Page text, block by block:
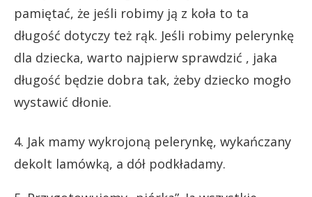
pamiętać, że jeśli robimy ją z koła to ta
długość dotyczy też rąk. Jeśli robimy pelerynkę
dla dziecka, warto najpierw sprawdzić , jaka
długość będzie dobra tak, żeby dziecko mogło
wystawić dłonie.
4. Jak mamy wykrojoną pelerynkę, wykańczany
dekolt lamówką, a dół podkładamy.